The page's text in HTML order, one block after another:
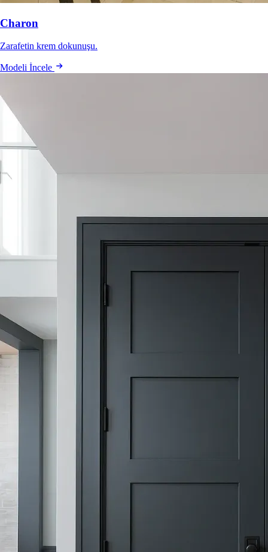
Charon
Zarafetin krem dokunuşu.
Modeli İncele